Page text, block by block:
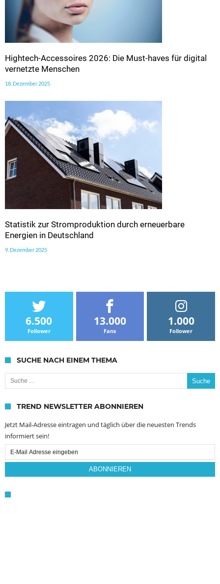
Hightech-Accessoires 2026: Die Must-haves für digital
vernetzte Menschen
18. Dezember 2025
Statistik zur Stromproduktion durch erneuerbare
Energien in Deutschland
9. Dezember 2025
6.500
Follower
13.000
Fans
1.000
Follower
SUCHE NACH EINEM THEMA
Suche nach:
TREND NEWSLETTER ABONNIEREN
Jetzt Mail-Adresse eintragen und täglich über die neuesten Trends
informiert sein!
Email
Subscription
ABONNIEREN